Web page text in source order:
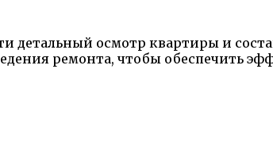
детальный осмотр квартиры и
ремонта, чтобы обеспечить